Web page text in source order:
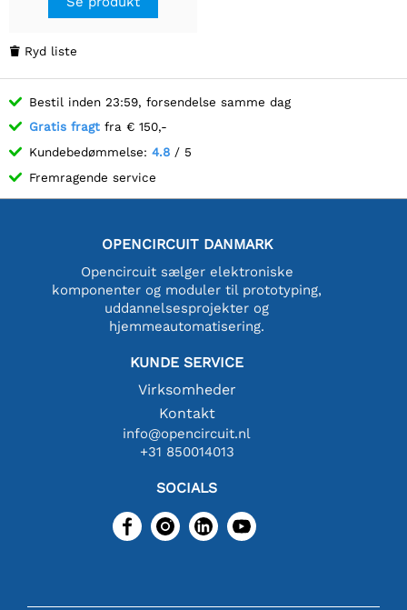
 Ryd liste
Bestil inden 23:59, forsendelse samme dag
Gratis fragt fra € 150,-
Kundebedømmelse: 4.8 / 5
Fremragende service
OPENCIRCUIT DANMARK
Opencircuit sælger elektroniske
komponenter og moduler til prototyping,
uddannelsesprojekter og
hjemmeautomatisering.
KUNDE SERVICE
Virksomheder
Kontakt
info@opencircuit.nl
+31 850014013
SOCIALS